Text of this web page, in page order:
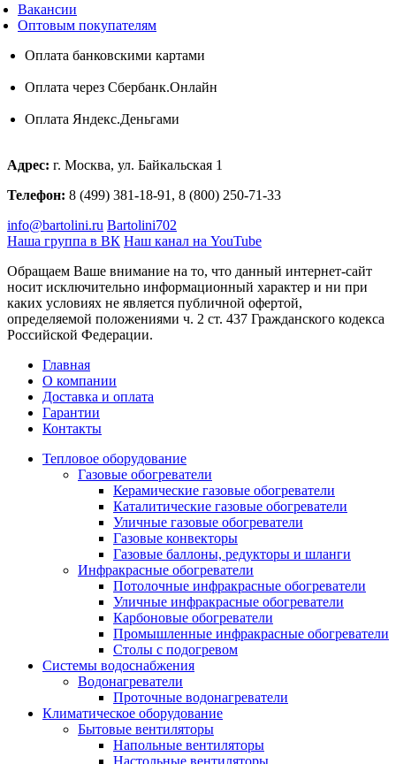
Вакансии
Оптовым покупателям
Оплата банковскими картами
Оплата через Сбербанк.Онлайн
Оплата Яндекс.Деньгами
Адрес: г. Москва, ул. Байкальская 1
Телефон: 8 (499) 381-18-91, 8 (800) 250-71-33
info@bartolini.ru Bartolini702
Наша группа в ВК Наш канал на YouTube
Обращаем Ваше внимание на то, что данный интернет-сайт
носит исключительно информационный характер и ни при
каких условиях не является публичной офертой,
определяемой положениями ч. 2 ст. 437 Гражданского кодекса
Российской Федерации.
Главная
О компании
Доставка и оплата
Гарантии
Контакты
Тепловое оборудование
Газовые обогреватели
Керамические газовые обогреватели
Каталитические газовые обогреватели
Уличные газовые обогреватели
Газовые конвекторы
Газовые баллоны, редукторы и шланги
Инфракрасные обогреватели
Потолочные инфракрасные обогреватели
Уличные инфракрасные обогреватели
Карбоновые обогреватели
Промышленные инфракрасные обогреватели
Столы с подогревом
Системы водоснабжения
Водонагреватели
Проточные водонагреватели
Климатическое оборудование
Бытовые вентиляторы
Напольные вентиляторы
Настольные вентиляторы